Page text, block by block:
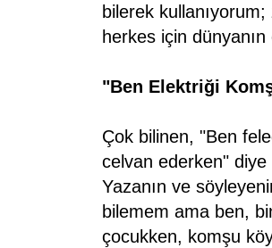
bilerek
herkes için
"Ben Elektriği
Çok bilinen, "Ben
celvan ederken"
Yazanın ve
bilemem ama ben,
çocukken, komşu